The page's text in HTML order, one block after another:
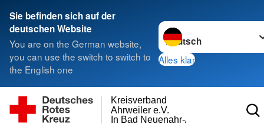
Sie befinden sich auf der
deutschen Website
You are on the German website,
you can use the switch to switch to
the English one
Sprache wechseln zu
Alles klar
In Bad Neuenahr-Ahrweiler
Ahrweiler e.V.
Kreisverband